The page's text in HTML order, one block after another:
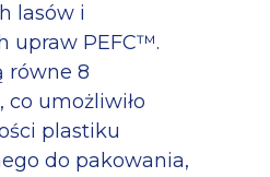
lasów i
upraw PEFC™.
równe 8
umożliwiło
plastiku
do pakowania,